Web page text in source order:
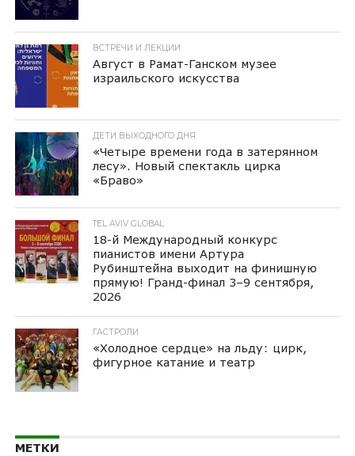
ВСТРЕЧИ И ЛЕКЦИИ
Август в Рамат-Ганском музее
израильского искусства
ДЕТИ ВЫХОДНОГО ДНЯ
«Четыре времени года в затерянном
лесу». Новый спектакль цирка
«Браво»
TEL AVIV GLOBAL
18-й Международный конкурс
пианистов имени Артура
Рубинштейна выходит на финишную
прямую! Гранд-финал 3–9 сентября,
2026
ГАСТРОЛИ
«Холодное сердце» на льду: цирк,
фигурное катание и театр
МЕТКИ